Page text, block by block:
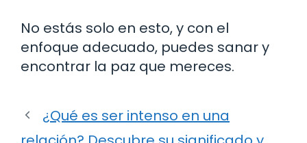
No estás solo en esto, y con el
enfoque adecuado, puedes sanar y
encontrar la paz que mereces.
¿Qué es ser intenso en una